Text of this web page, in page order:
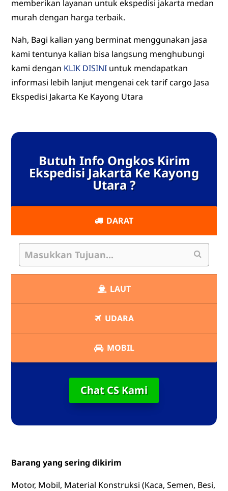
memberikan layanan untuk ekspedisi jakarta medan
murah dengan harga terbaik.
Nah, Bagi kalian yang berminat menggunakan jasa
kami tentunya kalian bisa langsung menghubungi
kami dengan KLIK DISINI untuk mendapatkan
informasi lebih lanjut mengenai cek tarif cargo Jasa
Ekspedisi Jakarta Ke Kayong Utara
Butuh Info Ongkos Kirim
Ekspedisi Jakarta Ke Kayong
Utara ?
DARAT
LAUT
UDARA
MOBIL
Chat CS Kami
Barang yang sering dikirim
Motor, Mobil, Material Konstruksi (Kaca, Semen, Besi,